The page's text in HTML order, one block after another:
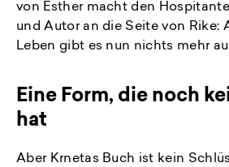
von Esther macht den
und Autor an die Seite von Rike:
Leben gibt es nun nichts mehr
Eine Form, die noch
hat
Aber Krnetas Buch ist kein